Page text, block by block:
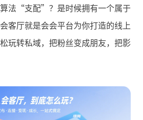
法“支配”？是时候拥有一个属于
客厅就是会会平台为你打造的线上
玩转私域，把粉丝变成朋友，把影